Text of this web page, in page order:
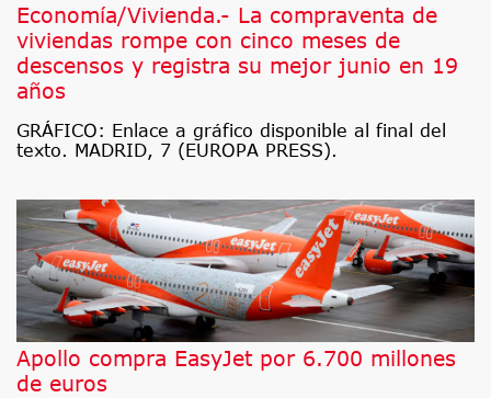
Economía/Vivienda.- La compraventa de
viviendas rompe con cinco meses de
descensos y registra su mejor junio en 19
años
GRÁFICO: Enlace a gráfico disponible al final del
texto. MADRID, 7 (EUROPA PRESS).
Apollo compra EasyJet por 6.700 millones
de euros